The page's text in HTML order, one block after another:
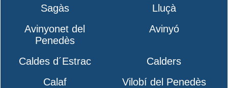
Sagàs
Lluçà
Avinyonet del
Penedès
Avinyó
Caldes d´Estrac
Calders
Calaf
Vilobí del Penedès